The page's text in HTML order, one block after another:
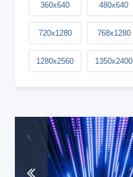
360x640 480x640
720x1280 768x1280
1280x2560 1350x2400